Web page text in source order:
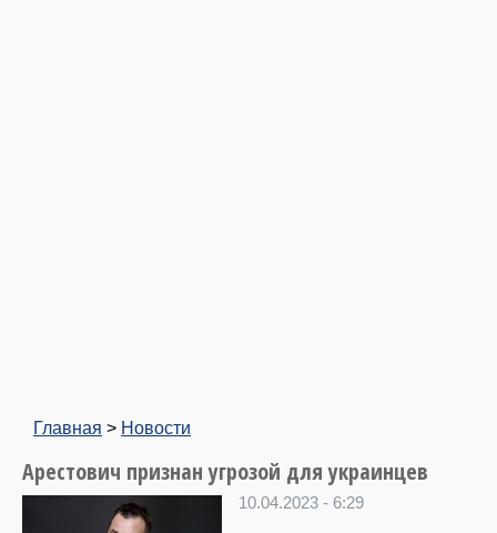
Главная > Новости
Арестович признан угрозой для украинцев
10.04.2023 - 6:29